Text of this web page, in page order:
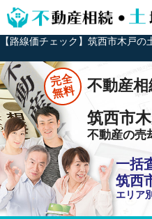
【路線価チェック】筑西市木戸
完全
無料 不動産
筑西市
不動産の売
一括
筑西
エリア